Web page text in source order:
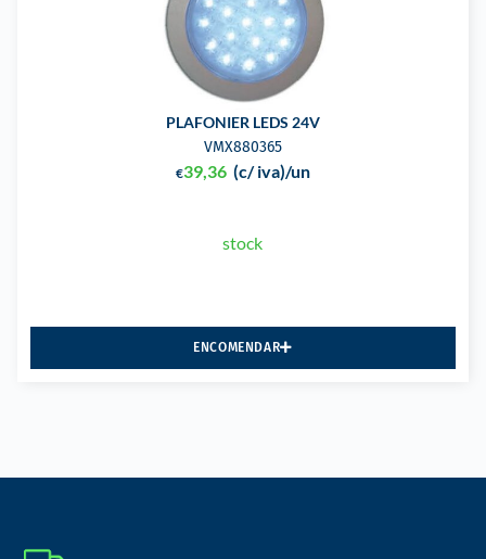
PLAFONIER LEDS 24V
VMX880365
€39,36 (c/ iva)/un
stock
ENCOMENDAR